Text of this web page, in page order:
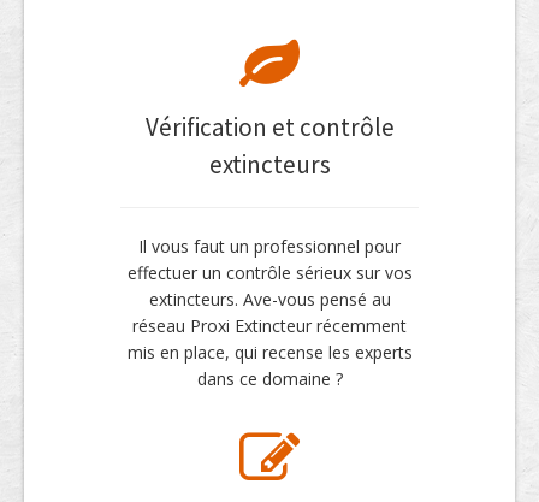
Vérification et contrôle
extincteurs
Il vous faut un professionnel pour
effectuer un contrôle sérieux sur vos
extincteurs. Ave-vous pensé au
réseau Proxi Extincteur récemment
mis en place, qui recense les experts
dans ce domaine ?